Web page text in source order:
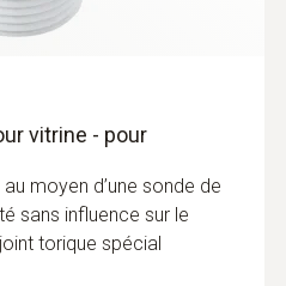
vitrine - pour
moyen d’une sonde de
sans influence sur le
torique spécial